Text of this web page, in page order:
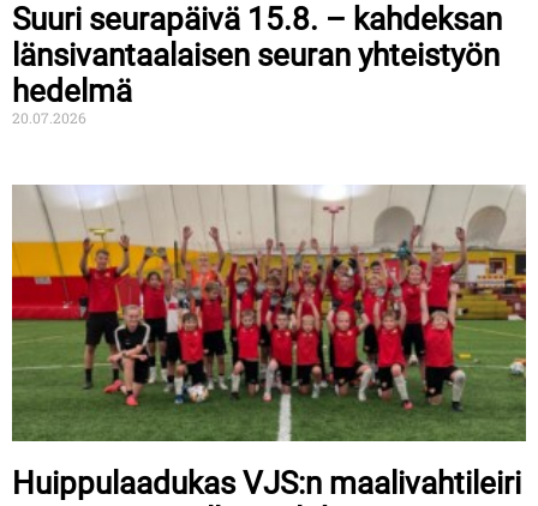
Suuri seurapäivä 15.8. – kahdeksan
länsivantaalaisen seuran yhteistyön
hedelmä
20.07.2026
Huippulaadukas VJS:n maalivahtileiri